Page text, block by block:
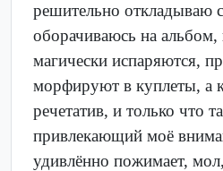
решительно откладываю
оборачиваюсь на альбом,
магически испаряются,
морфируют в куплеты, а
речетатив, и только что
привлекающий моё
удивлённо пожимает,